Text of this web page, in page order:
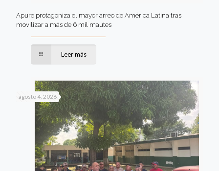
Apure protagoniza el mayor arreo de América Latina tras
movilizar a más de 6 mil mautes
Leer más
agosto 4, 2026